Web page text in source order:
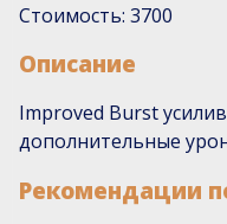
Стоимость: 3700
Описание
Improved Burst
дополнительные
Рекомендации